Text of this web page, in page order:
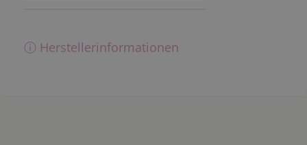
ⓘ Herstellerinformationen